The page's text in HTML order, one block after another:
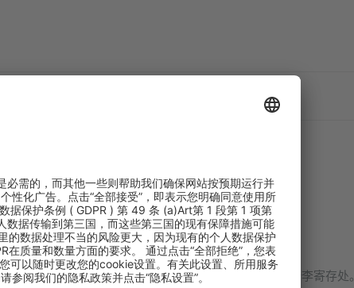
包裹服务设于1号航站楼出发大厅B区及3号航站楼的行李寄存处。